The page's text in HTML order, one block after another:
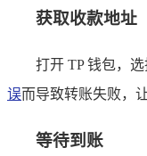
获取收款地址
打开 TP 钱包，
误而导致转账失败，
等待到账